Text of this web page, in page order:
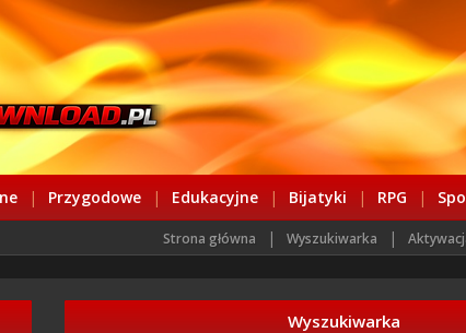
| Przygodowe | Edukacyjne | Bijatyki | RPG |
Strona główna | Wyszukiwarka |
Wyszukiwarka